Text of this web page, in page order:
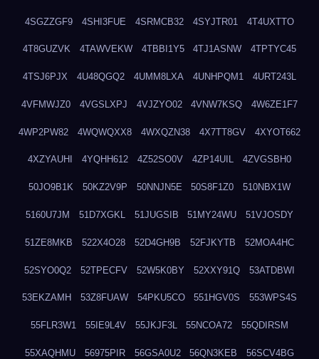
4SGZZGF9 4SHI3FUE 4SRMCB32 4SYJTR01 4T4UXTTO
4T8GUZVK 4TAWVEKW 4TBBI1Y5 4TJ1ASNW 4TPTYC45
4TSJ6PJX 4U48QGQ2 4UMM8LXA 4UNHPQM1 4URT243L
4VFMWJZ0 4VGSLXPJ 4VJZYO02 4VNW7KSQ 4W6ZE1F7
4WP2PW82 4WQWQXX8 4WXQZN38 4X7TT8GV 4XYOT662
4XZYAUHI 4YQHH612 4Z52SO0V 4ZP14UIL 4ZVGSBH0
50JO9B1K 50KZ2V9P 50NNJN5E 50S8F1Z0 510NBX1W
5160U7JM 51D7XGKL 51JUGSIB 51MY24WU 51VJOSDY
51ZE8MKB 522X4O28 52D4GH9B 52FJKYTB 52MOA4HC
52SYO0Q2 52TPECFV 52W5K0BY 52XXY91Q 53ATDBWI
53EKZAMH 53Z8FUAW 54PKU5CO 551HGV0S 553WPS4S
55FLR3W1 55IE9L4V 55JKJF3L 55NCOA72 55QDIRSM
55XAQHMU 56975PIR 56GSA0U2 56QN3KEB 56SCV4BG